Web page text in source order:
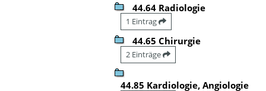
44.64 Radiologie
1 Eintrag
44.65 Chirurgie
2 Einträge
44.85 Kardiologie, Angiologie